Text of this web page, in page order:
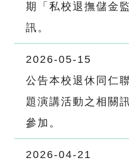
期「私校退撫儲金
訊。
2026-05-15
公告本校退休同仁
題演講活動之相關
參加。
2026-04-21